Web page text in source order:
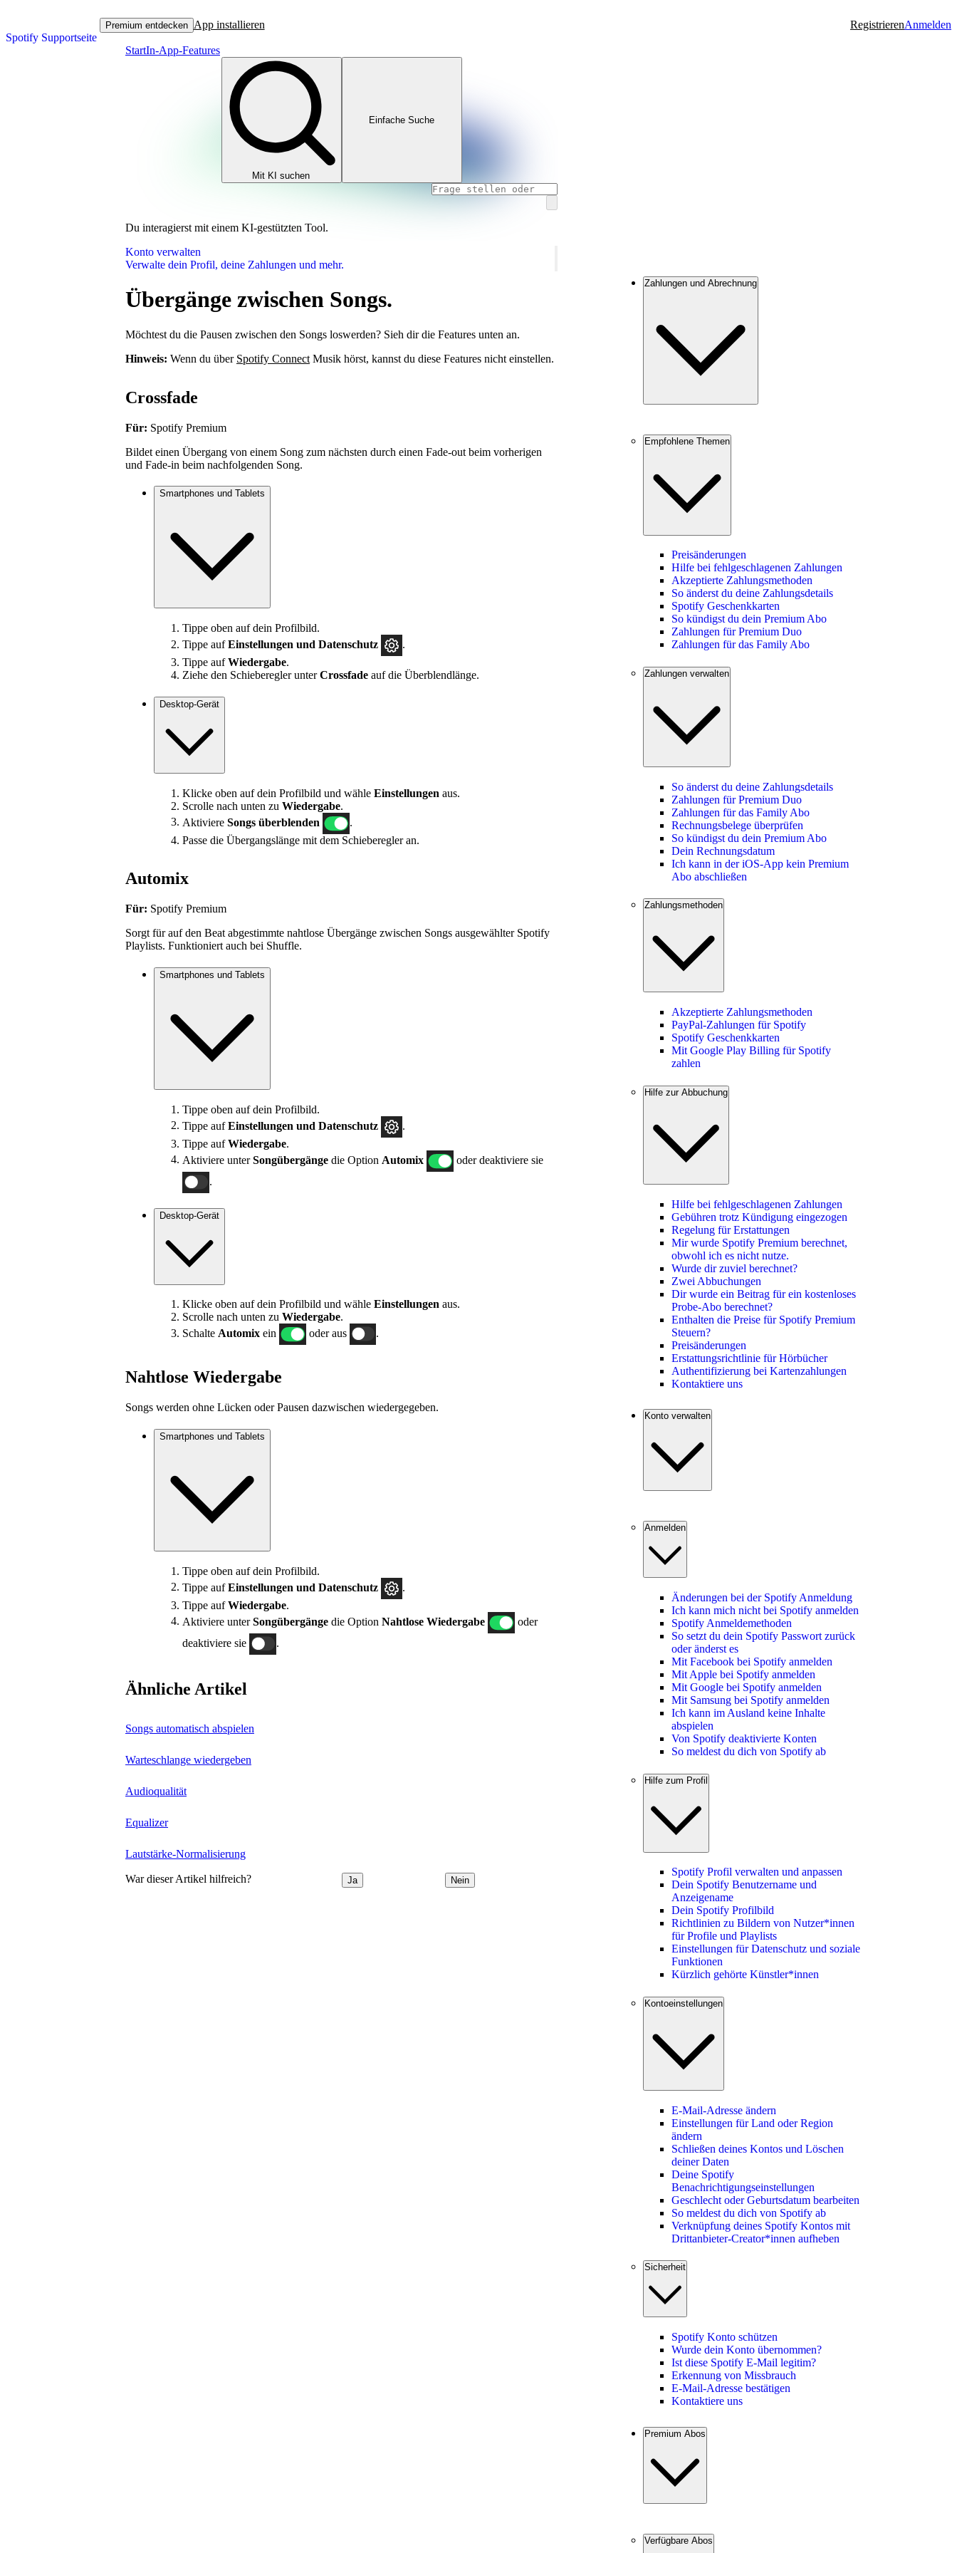
Spotify Supportseite
Premium entdecken App installieren RegistrierenAnmelden
StartIn-App-Features
Mit KI suchen
Einfache Suche
Du interagierst mit einem KI-gestützten Tool.
Konto verwalten
Verwalte dein Profil, deine Zahlungen und mehr.
Übergänge zwischen Songs.
Möchtest du die Pausen zwischen den Songs loswerden? Sieh dir die Features unten an.
Hinweis: Wenn du über Spotify Connect Musik hörst, kannst du diese Features nicht einstellen.
Crossfade
Für: Spotify Premium
Bildet einen Übergang von einem Song zum nächsten durch einen Fade-out beim vorherigen
und Fade-in beim nachfolgenden Song.
Smartphones und Tablets
Tippe oben auf dein Profilbild.
Tippe aufEinstellungen und Datenschutz
.
Tippe aufWiedergabe.
Ziehe den Schieberegler unterCrossfade auf die Überblendlänge.
Desktop-Gerät
Klicke oben auf dein Profilbild und wähle Einstellungen aus.
Scrolle nach unten zu Wiedergabe.
Aktiviere Songs überblenden
Passe die Übergangslänge mit dem Schieberegler an.
Automix
Für: Spotify Premium
Sorgt für auf den Beat abgestimmte nahtlose Übergänge zwischen Songs ausgewählter Spotify
Playlists. Funktioniert auch bei Shuffle.
Smartphones und Tablets
Tippe oben auf dein Profilbild.
Tippe aufEinstellungen und Datenschutz
.
Tippe aufWiedergabe.
Aktiviere unterSongübergänge die Option Automix
oder deaktiviere sie
.
Desktop-Gerät
Klicke oben auf dein Profilbild und wähle Einstellungen aus.
Scrolle nach unten zu Wiedergabe.
Schalte Automix ein oder aus .
Nahtlose Wiedergabe
Songs werden ohne Lücken oder Pausen dazwischen wiedergegeben.
Smartphones und Tablets
Tippe oben auf dein Profilbild.
Tippe aufEinstellungen und Datenschutz
Tippe aufWiedergabe.
Aktiviere unterSongübergänge die Option Nahtlose Wiedergabe
oder
deaktiviere sie
Ähnliche Artikel
Songs automatisch abspielen
Warteschlange wiedergeben
Audioqualität
Equalizer
Lautstärke-Normalisierung
War dieser Artikel hilfreich? Ja Nein
Zahlungen und Abrechnung
Empfohlene Themen
Preisänderungen
Hilfe bei fehlgeschlagenen Zahlungen
Akzeptierte Zahlungsmethoden
So änderst du deine Zahlungsdetails
Spotify Geschenkkarten
So kündigst du dein Premium Abo
Zahlungen für Premium Duo
Zahlungen für das Family Abo
Zahlungen verwalten
So änderst du deine Zahlungsdetails
Zahlungen für Premium Duo
Zahlungen für das Family Abo
Rechnungsbelege überprüfen
So kündigst du dein Premium Abo
Dein Rechnungsdatum
Ich kann in der iOS-App kein Premium
Abo abschließen
Zahlungsmethoden
Akzeptierte Zahlungsmethoden
PayPal-Zahlungen für Spotify
Spotify Geschenkkarten
Mit Google Play Billing für Spotify
zahlen
Hilfe zur Abbuchung
Hilfe bei fehlgeschlagenen Zahlungen
Gebühren trotz Kündigung eingezogen
Regelung für Erstattungen
Mir wurde Spotify Premium berechnet,
obwohl ich es nicht nutze.
Wurde dir zuviel berechnet?
Zwei Abbuchungen
Dir wurde ein Beitrag für ein kostenloses
Probe-Abo berechnet?
Enthalten die Preise für Spotify Premium
Steuern?
Preisänderungen
Erstattungsrichtlinie für Hörbücher
Authentifizierung bei Kartenzahlungen
Kontaktiere uns
Konto verwalten
Anmelden
Änderungen bei der Spotify Anmeldung
Ich kann mich nicht bei Spotify anmelden
Spotify Anmeldemethoden
So setzt du dein Spotify Passwort zurück
oder änderst es
Mit Facebook bei Spotify anmelden
Mit Apple bei Spotify anmelden
Mit Google bei Spotify anmelden
Mit Samsung bei Spotify anmelden
Ich kann im Ausland keine Inhalte
abspielen
Von Spotify deaktivierte Konten
So meldest du dich von Spotify ab
Hilfe zum Profil
Spotify Profil verwalten und anpassen
Dein Spotify Benutzername und
Anzeigename
Dein Spotify Profilbild
Richtlinien zu Bildern von Nutzer*innen
für Profile und Playlists
Einstellungen für Datenschutz und soziale
Funktionen
Kürzlich gehörte Künstler*innen
Kontoeinstellungen
E-Mail-Adresse ändern
Einstellungen für Land oder Region
ändern
Schließen deines Kontos und Löschen
deiner Daten
Deine Spotify
Benachrichtigungseinstellungen
Geschlecht oder Geburtsdatum bearbeiten
So meldest du dich von Spotify ab
Verknüpfung deines Spotify Kontos mit
Drittanbieter-Creator*innen aufheben
Sicherheit
Spotify Konto schützen
Wurde dein Konto übernommen?
Ist diese Spotify E-Mail legitim?
Erkennung von Missbrauch
E-Mail-Adresse bestätigen
Kontaktiere uns
Premium Abos
Verfügbare Abos